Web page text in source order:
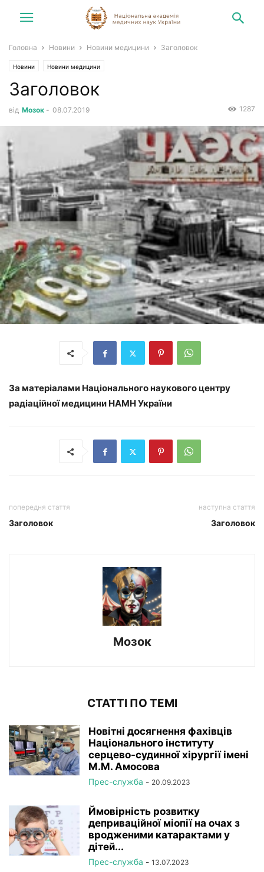
Головна Новини Новини медицини Заголовок
Новини Новини медицини
Заголовок
від Мозок - 08.07.2019 1287
За матеріалами Національного наукового центру
радіаційної медицини НАМН України
попередня стаття
Заголовок
наступна стаття
Заголовок
Мозок
СТАТТІ ПО ТЕМІ
Новітні досягнення фахівців
Національного інституту
серцево-судинної хірургії імeні
М.М. Амосова
Прес-служба - 20.09.2023
Ймовірність розвитку
деприваційної міопії на очах з
вродженими катарактами у
дітей...
Прес-служба - 13.07.2023